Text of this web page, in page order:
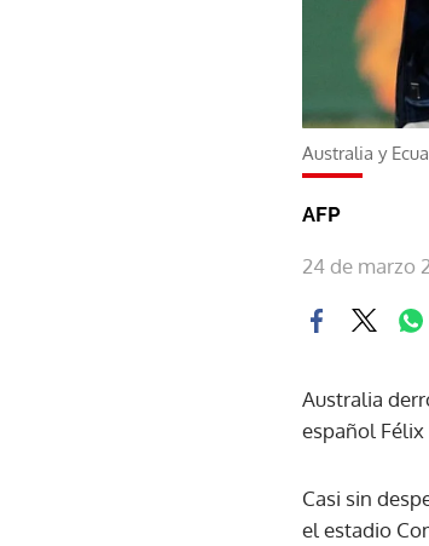
Australia y
AFP
24 de marzo
Australia
español Félix
Casi sin
el estadio